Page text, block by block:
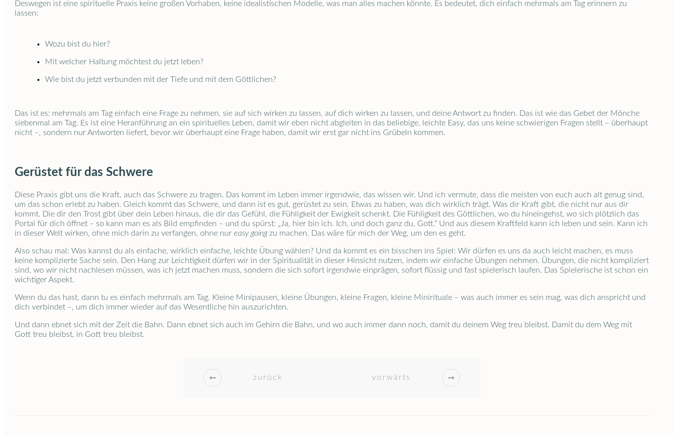
Deswegen ist eine spirituelle Praxis keine großen Vorhaben, keine idealistischen Modelle, was man alles machen könnte. Es bedeutet, dich einfach mehrmals am Tag erinnern zu
lassen:
Wozu bist du hier?
Mit welcher Haltung möchtest du jetzt leben?
Wie bist du jetzt verbunden mit der Tiefe und mit dem Göttlichen?
Das ist es: mehrmals am Tag einfach eine Frage zu nehmen, sie auf sich wirken zu lassen, auf dich wirken zu lassen, und deine Antwort zu finden. Das ist wie das Gebet der Mönche
siebenmal am Tag. Es ist eine Heranführung an ein spirituelles Leben, damit wir eben nicht abgleiten in das beliebige, leichte Easy, das uns keine schwierigen Fragen stellt – überhaupt
nicht –, sondern nur Antworten liefert, bevor wir überhaupt eine Frage haben, damit wir erst gar nicht ins Grübeln kommen.
Gerüstet für das Schwere
Diese Praxis gibt uns die Kraft, auch das Schwere zu tragen. Das kommt im Leben immer irgendwie, das wissen wir. Und ich vermute, dass die meisten von euch auch alt genug sind,
um das schon erlebt zu haben. Gleich kommt das Schwere, und dann ist es gut, gerüstet zu sein. Etwas zu haben, was dich wirklich trägt. Was dir Kraft gibt, die nicht nur aus dir
kommt. Die dir den Trost gibt über dein Leben hinaus, die dir das Gefühl, die Fühligkeit der Ewigkeit schenkt. Die Fühligkeit des Göttlichen, wo du hineingehst, wo sich plötzlich das
Portal für dich öffnet – so kann man es als Bild empfinden – und du spürst: „Ja, hier bin ich. Ich, und doch ganz du, Gott.“ Und aus diesem Kraftfeld kann ich leben und sein. Kann ich
in dieser Welt wirken, ohne mich darin zu verfangen, ohne nur easy goingzu machen. Das wäre für mich der Weg, um den es geht.
Also schau mal: Was kannst du als einfache, wirklich einfache, leichte Übung wählen? Und da kommt es ein bisschen ins Spiel: Wir dürfen es uns da auch leicht machen, es muss
keine komplizierte Sache sein. Den Hang zur Leichtigkeit dürfen wir in der Spiritualität in dieser Hinsicht nutzen, indem wir einfache Übungen nehmen. Übungen, die nicht kompliziert
sind, wo wir nicht nachlesen müssen, was ich jetzt machen muss, sondern die sich sofort irgendwie einprägen, sofort flüssig und fast spielerisch laufen. Das Spielerische ist schon ein
wichtiger Aspekt.
Wenn du das hast, dann tu es einfach mehrmals am Tag. Kleine Minipausen, kleine Übungen, kleine Fragen, kleine Minirituale – was auch immer es sein mag, was dich anspricht und
dich verbindet –, um dich immer wieder auf das Wesentliche hin auszurichten.
Und dann ebnet sich mit der Zeit die Bahn. Dann ebnet sich auch im Gehirn die Bahn, und wo auch immer dann noch, damit du deinem Weg treu bleibst. Damit du dem Weg mit
Gott treu bleibst, in Gott treu bleibst.
zurück vorwärts